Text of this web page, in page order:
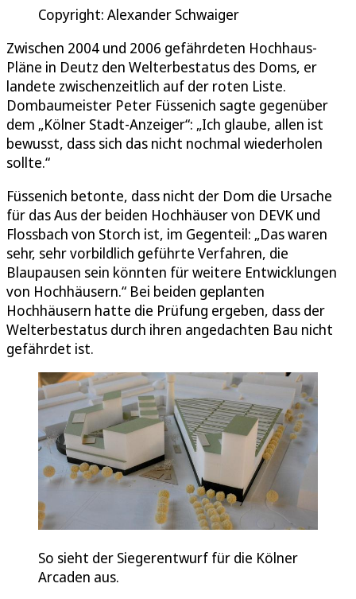
Copyright: Alexander Schwaiger
Zwischen 2004 und 2006 gefährdeten Hochhaus-
Pläne in Deutz den Welterbestatus des Doms, er
landete zwischenzeitlich auf der roten Liste.
Dombaumeister Peter Füssenich sagte gegenüber
dem „Kölner Stadt-Anzeiger“: „Ich glaube, allen ist
bewusst, dass sich das nicht nochmal wiederholen
sollte.“
Füssenich betonte, dass nicht der Dom die Ursache
für das Aus der beiden Hochhäuser von DEVK und
Flossbach von Storch ist, im Gegenteil: „Das waren
sehr, sehr vorbildlich geführte Verfahren, die
Blaupausen sein könnten für weitere Entwicklungen
von Hochhäusern.“ Bei beiden geplanten
Hochhäusern hatte die Prüfung ergeben, dass der
Welterbestatus durch ihren angedachten Bau nicht
gefährdet ist.
So sieht der Siegerentwurf für die Kölner
Arcaden aus.